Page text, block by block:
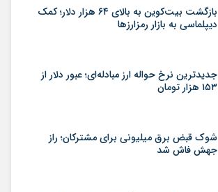
بازگشت بیت‌کوین به بالای ۶۴ هزار دلار؛ کمک
دیپلماسی به بازار رمزارزها
جدیدترین نرخ حواله ارز مبادله‌ای؛ عبور دلار از
۱۵۳ هزار تومان
شوک قبض برق میلیونی برای مشترکان؛ راز
جهش فاش شد